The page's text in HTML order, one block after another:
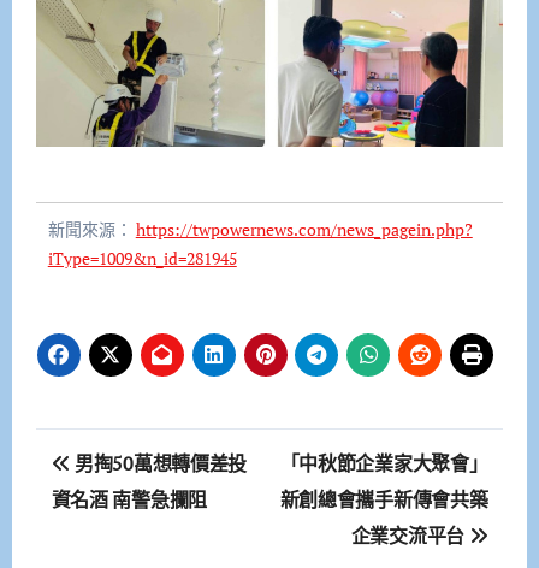
新聞來源： https://twpowernews.com/news_pagein.php?
iType=1009&n_id=281945
文
章
男掏50萬想轉價差投
資名酒 南警急攔阻
「中秋節企業家大聚會」
新創總會攜手新傳會共築
企業交流平台